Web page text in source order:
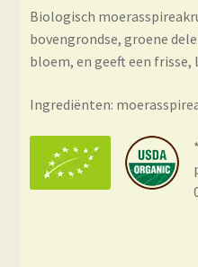
€
Biologisch
bovengrondse, groene
bloem, en geeft een
Ingrediënten: